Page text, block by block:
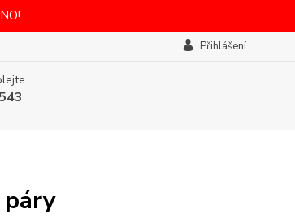
Přihlášení
páry